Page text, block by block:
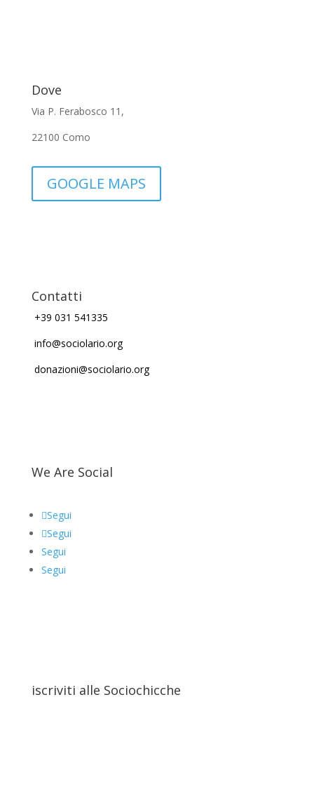
Dove
Via P. Ferabosco 11,
22100 Como
GOOGLE MAPS
Contatti
+39 031 541335
info@sociolario.org
donazioni@sociolario.org
We Are Social
Segui
Segui
Segui
Segui
iscriviti alle Sociochicche